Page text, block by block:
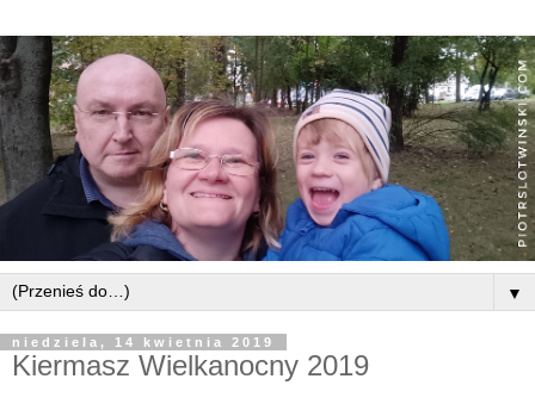
▼
niedziela, 14 kwietnia 2019
Kiermasz Wielkanocny 2019